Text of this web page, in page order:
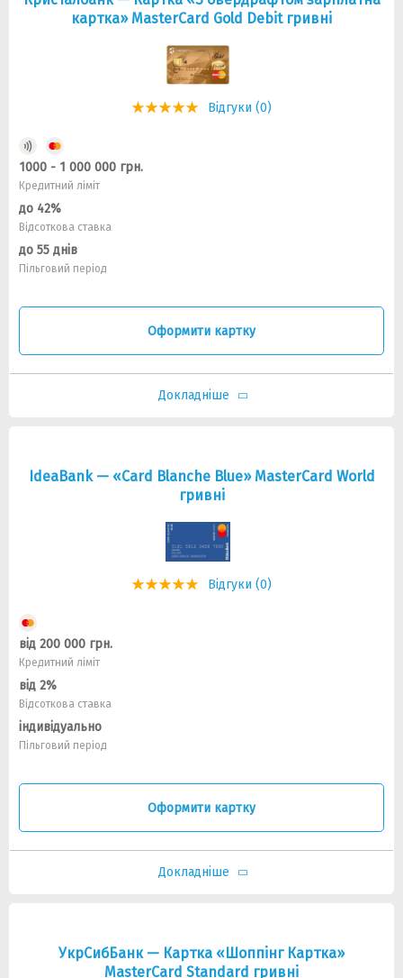
картка» MasterCard Gold Debit гривнi
Відгуки (0)
1000 - 1 000 000 грн.
Кредитний ліміт
до 42%
Відсоткова ставка
до 55 днів
Пільговий період
Оформити картку
Докладніше
IdeaBank — «Card Blanche Blue» MasterCard World
гривнi
Відгуки (0)
від 200 000 грн.
Кредитний ліміт
від 2%
Відсоткова ставка
індивідуально
Пільговий період
Оформити картку
Докладніше
УкрСибБанк — Картка «Шоппiнг Картка»
MasterCard Standard гривнi